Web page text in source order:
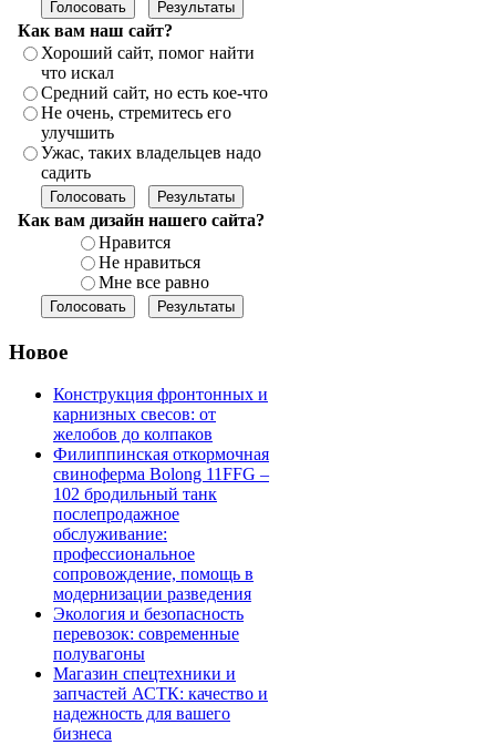
Как вам наш сайт?
Хороший сайт, помог найти
что искал
Средний сайт, но есть кое-что
Не очень, стремитесь его
улучшить
Ужас, таких владельцев надо
садить
Как вам дизайн нашего сайта?
Нравится
Не нравиться
Мне все равно
Новое
Конструкция фронтонных и
карнизных свесов: от
желобов до колпаков
Филиппинская откормочная
свиноферма Bolong 11FFG –
102 бродильный танк
послепродажное
обслуживание:
профессиональное
сопровождение, помощь в
модернизации разведения
Экология и безопасность
перевозок: современные
полувагоны
Магазин спецтехники и
запчастей АСТК: качество и
надежность для вашего
бизнеса